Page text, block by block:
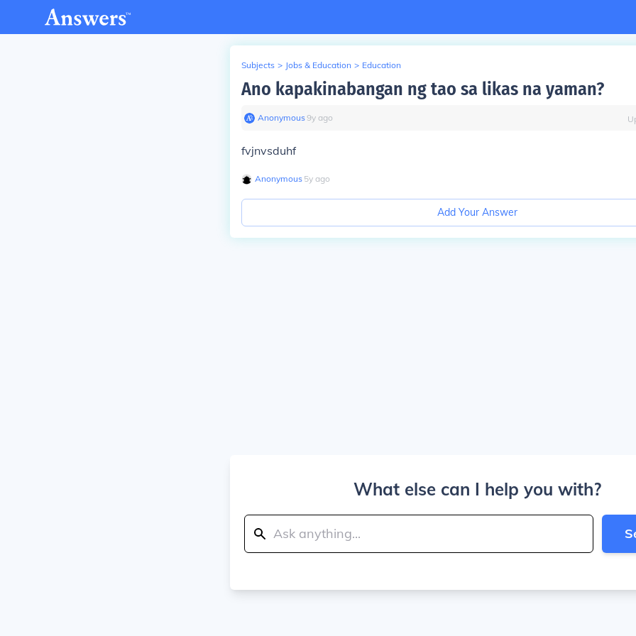
Subjects > Jobs & Education > Education
Ano kapakinabangan ng tao sa likas na yaman?
Anonymous∙9y ago
fvjnvsduhf
Anonymous∙ 5y ago
Add Your Answer
What else can I help you with?